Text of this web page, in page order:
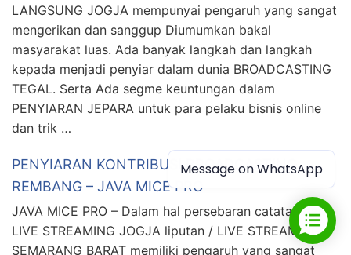
LANGSUNG JOGJA mempunyai pengaruh yang sangat
mengerikan dan sanggup Diumumkan bakal
masyarakat luas. Ada banyak langkah dan langkah
kepada menjadi penyiar dalam dunia BROADCASTING
TEGAL. Serta Ada segme keuntungan dalam
PENYIARAN JEPARA untuk para pelaku bisnis online
dan trik …
PENYIARAN KONTRIBUSI BROADCASTING
REMBANG – JAVA MICE PRO
JAVA MICE PRO – Dalam hal persebaran catatan dan
LIVE STREAMING JOGJA liputan / LIVE STREAMING
SEMARANG BARAT memiliki pengaruh yang sangat
Message on WhatsApp